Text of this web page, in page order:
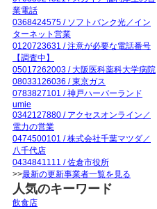
業電話
0368424575 / ソフトバンク光／イン
ターネット営業
0120723631 / 注意が必要な電話番号
【調査中】
05017262003 / 大阪医科薬科大学病院
08033126036 / 東京ガス
0783827101 / 神戸ハーバーランド
umie
0342127880 / アクセスオンライン／
電力の営業
0474500101 / 株式会社千葉マツダ／
八千代店
0434841111 / 佐倉市役所
>>最新の更新事業者一覧を見る
人気のキーワード
飲食店